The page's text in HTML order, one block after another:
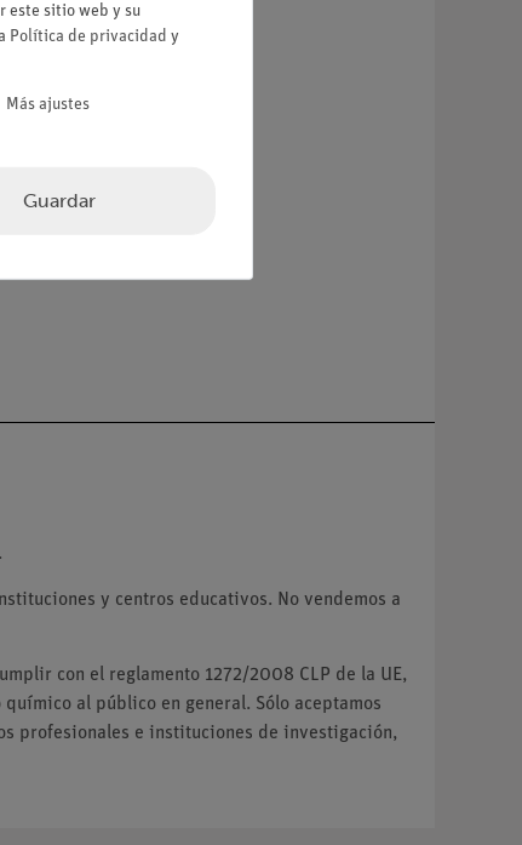
y centros educativos. No vendemos a
con el reglamento 1272/2008 CLP de la UE,
químico al público en general. Sólo aceptamos
profesionales e instituciones de investigación,
este sitio web y su
Política de privacidad y
Más ajustes
Guardar